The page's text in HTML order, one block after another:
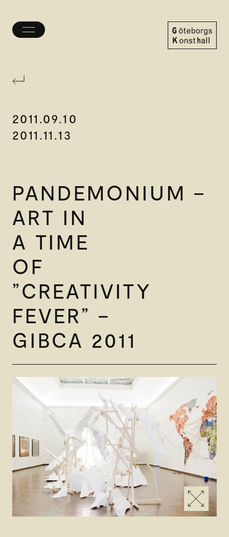
Öppna/stäng
2011.09.10
2011.11.13
PANDEMONIUM –
ART IN
A TIME
OF
”CREATIVITY
FEVER” –
GIBCA 2011